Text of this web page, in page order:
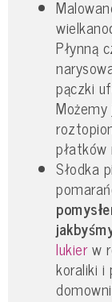
Płynną
pączki
płatków
Słodka
lukierw
koraliki i